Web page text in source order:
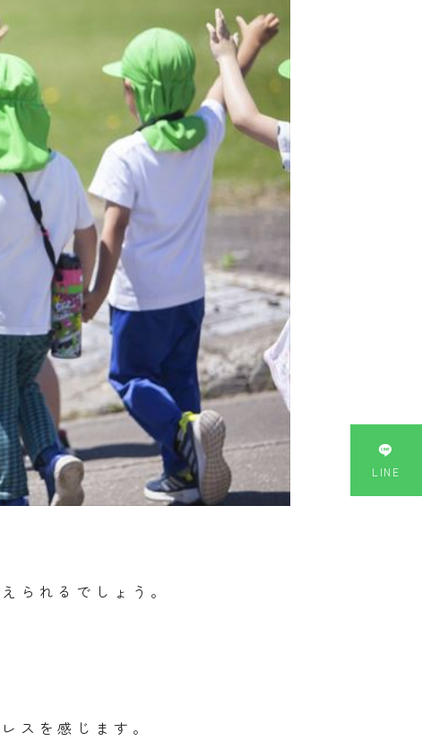
られるでしょう。
スを感じます。

LINE